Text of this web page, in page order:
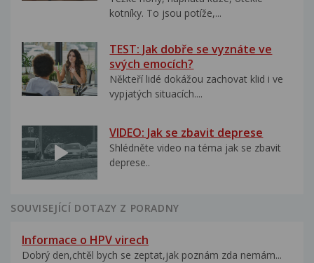
kotníky. To jsou potíže,...
TEST: Jak dobře se vyznáte ve
svých emocích?
Někteří lidé dokážou zachovat klid i ve
vypjatých situacích....
VIDEO: Jak se zbavit deprese
Shlédněte video na téma jak se zbavit
deprese..
SOUVISEJÍCÍ DOTAZY Z PORADNY
Informace o HPV virech
Dobrý den,chtěl bych se zeptat,jak poznám zda nemám...